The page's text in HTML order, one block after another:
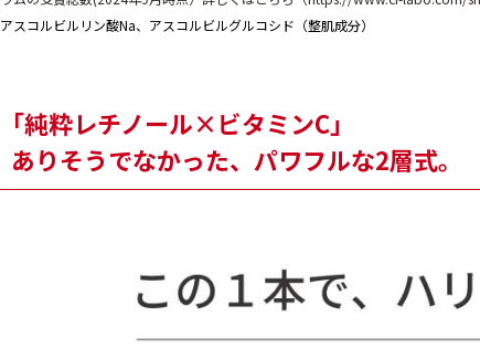
アスコルビルリン酸Na、アスコルビルグルコシド（整肌成分）
「純粋レチノール×ビタミンC」
ありそうでなかった、パワフルな2層式。